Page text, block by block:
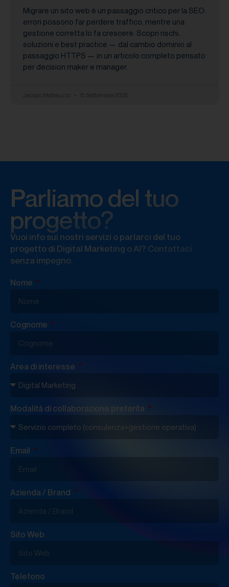
Migrare un sito web è un passaggio critico per la SEO:
errori possono far perdere traffico, mentre una
gestione corretta lo fa crescere. Scopri rischi,
soluzioni e best practice — dal cambio dominio al
passaggio HTTPS — in un articolo completo pensato
per decision maker e manager.
Parliamo del tuo
progetto?
Vuoi info sui nostri servizi o parlarci del tuo
progetto di Digital Marketing o AI? Contattaci
senza impegno.
Nome
Cognome
Area di interesse
Modalità di collaborazione preferita
Email
Azienda / Brand
Sito Web
Telefono